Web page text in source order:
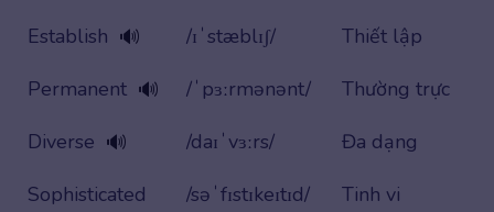
Establish 🔊 /ɪˈstæblɪʃ/
Thiết lập
Permanent 🔊 /ˈpɜːrmənənt/
Thường trực
Diverse 🔊 /daɪˈvɜːrs/
Đa dạng
Sophisticated
/səˈfɪstɪkeɪtɪd/ Tinh vi